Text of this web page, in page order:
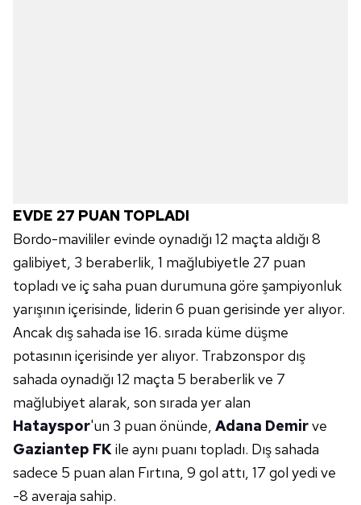
EVDE 27 PUAN TOPLADI
Bordo-mavililer evinde oynadığı 12 maçta aldığı 8
galibiyet, 3 beraberlik, 1 mağlubiyetle 27 puan
topladı ve iç saha puan durumuna göre şampiyonluk
yarışının içerisinde, liderin 6 puan gerisinde yer alıyor.
Ancak dış sahada ise 16. sırada küme düşme
potasının içerisinde yer alıyor. Trabzonspor dış
sahada oynadığı 12 maçta 5 beraberlik ve 7
mağlubiyet alarak, son sırada yer alan
Hatayspor'un 3 puan önünde, Adana Demirve
Gaziantep FKile aynı puanı topladı. Dış sahada
sadece 5 puan alan Fırtına, 9 gol attı, 17 gol yedi ve
-8 averaja sahip.